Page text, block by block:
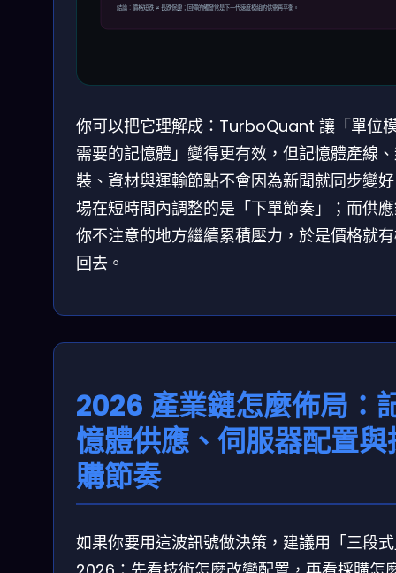
結論：價格短跌 ≠ 長跌保證；回彈的觸發常是下一代速度模組的供需再平衡。
你可以把它理解成：TurboQuant 讓「單位
需要的記憶體」變得更有效，但記憶體產線
裝、資材與運輸節點不會因為新聞就同步變
場在短時間內調整的是「下單節奏」；而供
你不注意的地方繼續累積壓力，於是價格就
回去。
2026 產業鏈怎麼佈局：
憶體供應、伺服器配置與
購節奏
如果你要用這波訊號做決策，建議用「三段